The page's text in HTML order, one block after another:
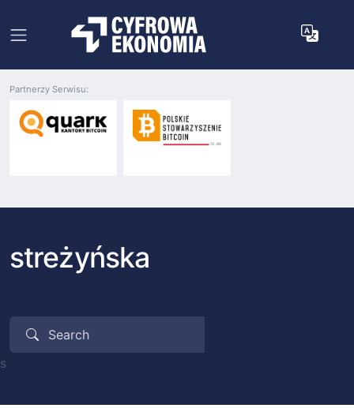
Partnerzy Serwisu:
streżyńska
s